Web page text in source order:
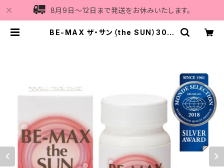
8月9日〜12日まで発送をお休みいたします。
BE-MAX ザ・サン（the SUN）30カ